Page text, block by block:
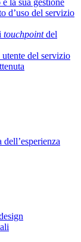
la sua gestione
d’uso del servizio
touchpointdel
del servizio